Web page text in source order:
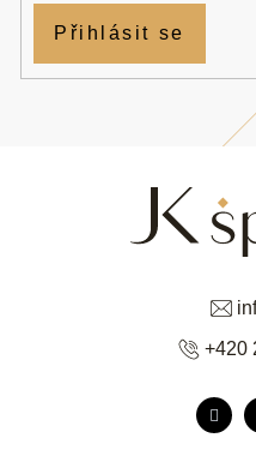
+420
Přihlásit se